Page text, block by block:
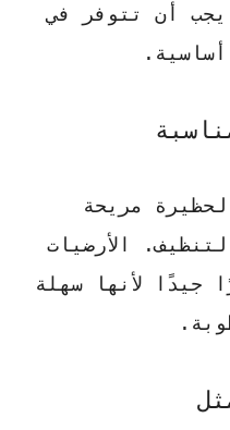
أن تتوفر في
مريحة
الأرضيات
جيدًا لأنها سهلة